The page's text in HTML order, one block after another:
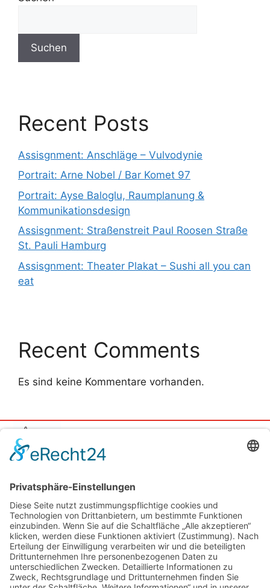
Suchen
Recent Posts
Assisgnment: Anschläge – Vulvodynie
Portrait: Arne Nobel / Bar Komet 97
Portrait: Ayse Baloglu, Raumplanung &
Kommunikationsdesign
Assisgnment: Straßenstreit Paul Roosen Straße
St. Pauli Hamburg
Assisgnment: Theater Plakat – Sushi all you can
eat
Recent Comments
Es sind keine Kommentare vorhanden.
Quick Links
Photoessays
Portraits
Assignments
About